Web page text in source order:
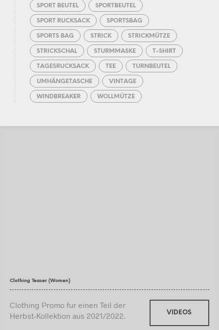
SPORT BEUTEL SPORTBEUTEL
SPORT RUCKSACK SPORTSBAG
SPORTS BAG STRICK STRICKMÜTZE
STRICKSCHAL STURMMASKE T-SHIRT
TAGESRUCKSACK TEE TURNBEUTEL
UMHÄNGETASCHE VINTAGE
WINDBREAKER WOLLMÜTZE
Clothing Teaser (Women)
Clothing Promo fur einen Teil der
Herbst-Kollektion aus 2021/2022.
VIDEOS